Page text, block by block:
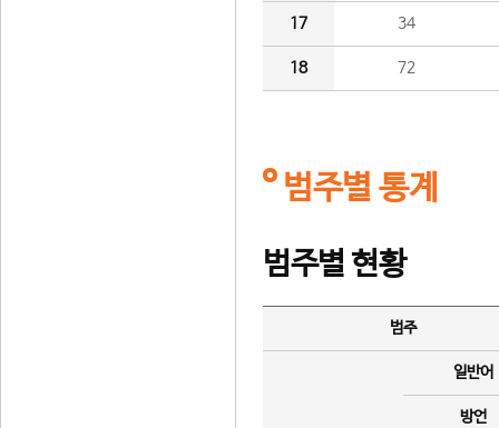
17 34
18 72
범주별 통계
범주별 현황
범주
일반어
방언